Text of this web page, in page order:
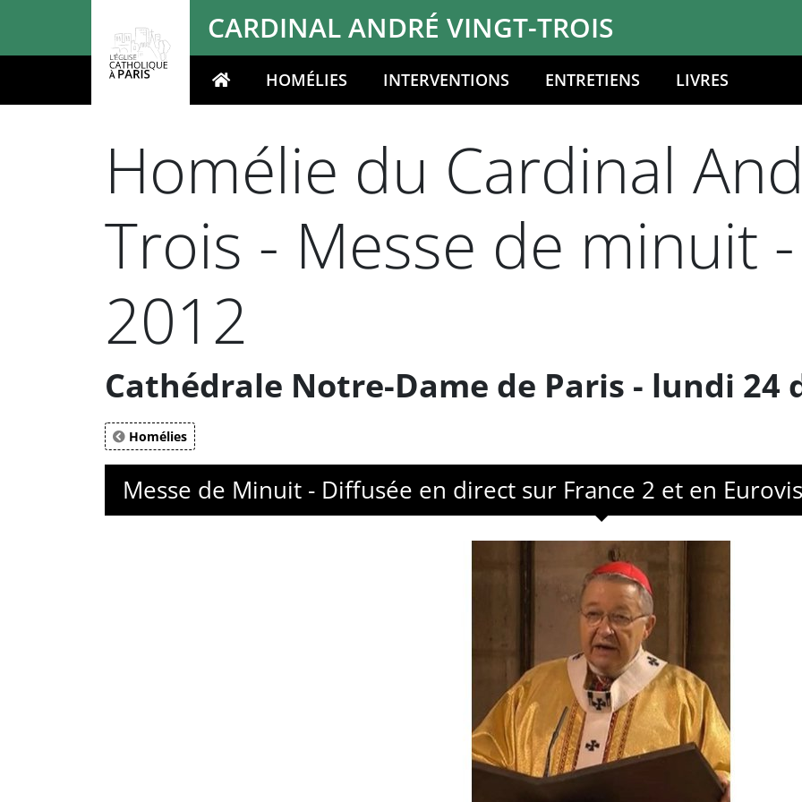
CARDINAL ANDRÉ VINGT-TROIS
Votre rechercheHOMÉLIES INTERVENTIONS ENTRETIENS LIVRES
Homélie du Cardinal
Trois - Messe de minuit
2012
Cathédrale Notre-Dame de Paris - lundi 24
Homélies
Messe de Minuit - Diffusée en direct sur France 2 et en